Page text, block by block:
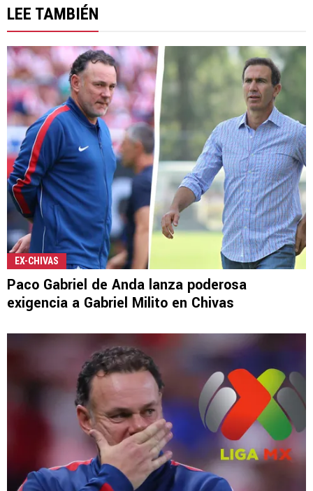
LEE TAMBIÉN
EX-CHIVAS
Paco Gabriel de Anda lanza poderosa
exigencia a Gabriel Milito en Chivas